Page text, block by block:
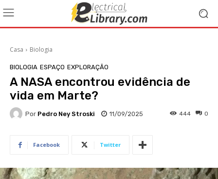
Casa Biologia
BIOLOGIA ESPAÇO EXPLORAÇÃO
A NASA encontrou evidência de
vida em Marte?
Por Pedro Ney Stroski 11/09/2025 0
444
Facebook Twitter